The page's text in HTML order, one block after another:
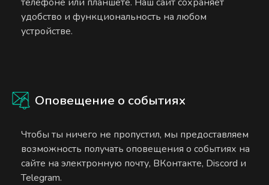
удобство и функциональность на любом
устройстве.
Оповещение о событиях
Чтобы ты ничего не пропустил, мы предоставляем
возможность получать оповещения о событиях на
сайте на электронную почту, ВКонтакте, Discord и
Telegram.